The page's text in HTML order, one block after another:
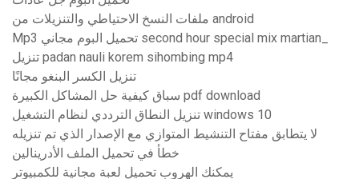
ملفات النسخ الاحتياطي والتنزيلات من android
Mp3 تحميل البوم مجاني second hour special mix martian_
تنزيل padan nauli korem sihombing mp4
تنزيل الكسر البنغو مجانًا
سباق كيفية حل المشاكل الكبيرة pdf download
تنزيل النطاق الترددي لنظام التشغيل windows 10
لا يتطابق مفتاح التنشيط المتوازي مع الإصدار الذي تم تنزيله
خطأ في تحميل الملف الأدرينالين
يمكنك الهروب تحميل لعبة مجانية للكمبيوتر